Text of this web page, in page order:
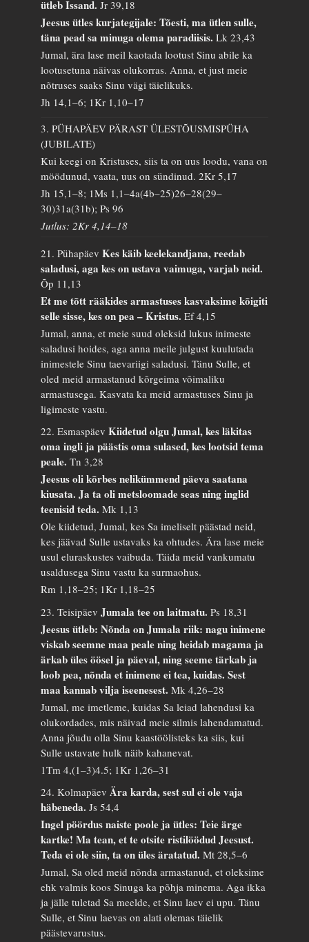
ütleb Issand.Jr 39,18
Jeesus ütles kurjategijale: Tõesti, ma ütlen sulle,
täna pead sa minuga olema paradiisis.Lk 23,43
Jumal, ära lase meil kaotada lootust Sinu abile ka
lootusetuna näivas olukorras. Anna, et just meie
nõtruses saaks Sinu vägi täielikuks.
Jh 14,1–6; 1Kr 1,10–17
3. PÜHAPÄEV PÄRAST ÜLESTÕUSMISPÜHA
(JUBILATE)
Kui keegi on Kristuses, siis ta on uus loodu, vana on
möödunud, vaata, uus on sündinud.2Kr 5,17
Jh 15,1–8; 1Ms 1,1–4a(4b–25)26–28(29–
30)31a(31b); Ps 96
Jutlus: 2Kr 4,14–18
21. PühapäevKes käib keelekandjana, reedab
saladusi, aga kes on ustava vaimuga, varjab neid.
Õp 11,13
Et me tõtt rääkides armastuses kasvaksime kõigiti
selle sisse, kes on pea – Kristus.Ef 4,15
Jumal, anna, et meie suud oleksid lukus inimeste
saladusi hoides, aga anna meile julgust kuulutada
inimestele Sinu taevariigi saladusi. Tänu Sulle, et
oled meid armastanud kõrgeima võimaliku
armastusega. Kasvata ka meid armastuses Sinu ja
ligimeste vastu.
22. EsmaspäevKiidetud olgu Jumal, kes läkitas
oma ingli ja päästis oma sulased, kes lootsid tema
peale.Tn 3,28
Jeesus oli kõrbes nelikümmend päeva saatana
kiusata. Ja ta oli metsloomade seas ning inglid
teenisid teda.Mk 1,13
Ole kiidetud, Jumal, kes Sa imeliselt päästad neid,
kes jäävad Sulle ustavaks ka ohtudes. Ära lase meie
usul eluraskustes vaibuda. Täida meid vankumatu
usaldusega Sinu vastu ka surmaohus.
Rm 1,18–25; 1Kr 1,18–25
23. TeisipäevJumala tee on laitmatu.Ps 18,31
Jeesus ütleb: Nõnda on Jumala riik: nagu inimene
viskab seemne maa peale ning heidab magama ja
ärkab üles öösel ja päeval, ning seeme tärkab ja
loob pea, nõnda et inimene ei tea, kuidas. Sest
maa kannab vilja iseenesest.Mk 4,26–28
Jumal, me imetleme, kuidas Sa leiad lahendusi ka
olukordades, mis näivad meie silmis lahendamatud.
Anna jõudu olla Sinu kaastöölisteks ka siis, kui
Sulle ustavate hulk näib kahanevat.
1Tm 4,(1–3)4.5; 1Kr 1,26–31
24. KolmapäevÄra karda, sest sul ei ole vaja
häbeneda.Js 54,4
Ingel pöördus naiste poole ja ütles: Teie ärge
kartke! Ma tean, et te otsite ristilöödud Jeesust.
Teda ei ole siin, ta on üles äratatud.Mt 28,5–6
Jumal, Sa oled meid nõnda armastanud, et oleksime
ehk valmis koos Sinuga ka põhja minema. Aga ikka
ja jälle tuletad Sa meelde, et Sinu laev ei upu. Tänu
Sulle, et Sinu laevas on alati olemas täielik
päästevarustus.